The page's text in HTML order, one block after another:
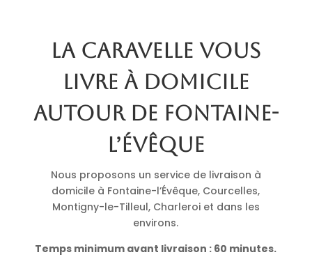
La Caravelle vous
livre à domicile
autour de Fontaine-
l’Évêque
Nous proposons un service de livraison à
domicile à Fontaine-l’Évêque, Courcelles,
Montigny-le-Tilleul, Charleroi et dans les
environs.
Temps minimum avant livraison : 60 minutes.